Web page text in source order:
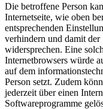
Die betroffene Person
Internetseite, wie oben
entsprechenden
verhindern und damit
widersprechen. Eine
Internetbrowsers würde
auf dem
Person setzt. Zudem
jederzeit über einen
Softwareprogramme